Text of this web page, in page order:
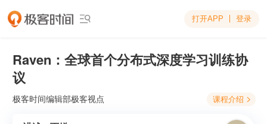
 打开APP 登录
Raven：全球首个分布式深度学习训练协
议
极客时间编辑部极客视点 课程介绍 